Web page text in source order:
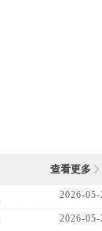
查看更多
2026-05-
2026-05-